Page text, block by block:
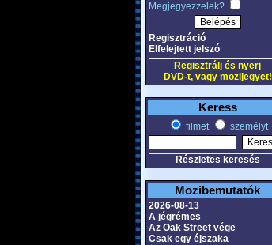
Megjegyezzelek?
Regisztráció
Elfelejtett jelszó
Regisztrálj és nyerj
DVD-t, vagy mozijegyet!
Keress
filmet személyt
Részletes keresés
Mozibemutatók
2026-08-13
A jégrémes
Az Oak Street vége
Csak egy éjszaka